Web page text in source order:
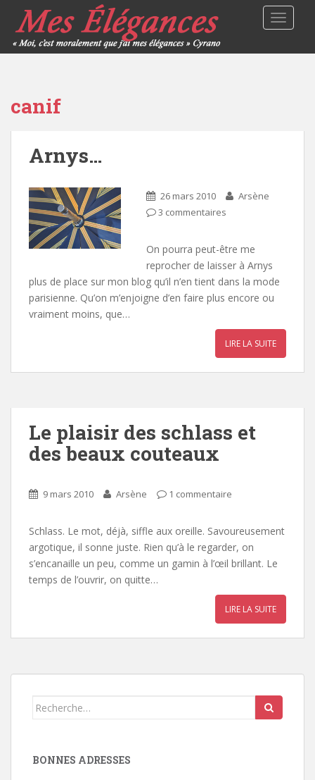
canif
Arnys…
26 mars 2010
Arsène
3 commentaires
On pourra peut-être me
reprocher de laisser à Arnys
plus de place sur mon blog qu’il n’en tient dans la mode
parisienne. Qu’on m’enjoigne d’en faire plus encore ou
vraiment moins, que…
LIRE LA SUITE
Le plaisir des schlass et
des beaux couteaux
9 mars 2010 Arsène 1 commentaire
Schlass. Le mot, déjà, siffle aux oreille. Savoureusement
argotique, il sonne juste. Rien qu’à le regarder, on
s’encanaille un peu, comme un gamin à l’œil brillant. Le
temps de l’ouvrir, on quitte…
LIRE LA SUITE
Search
BONNES ADRESSES